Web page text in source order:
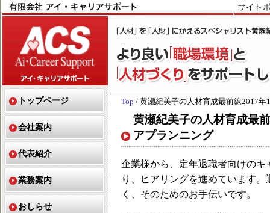
Top / 黄瀬紀美子の人材育成最前線2017
黄瀬紀美子の人材育成最
アプランニング
企業様から、定年退職者向けの
り、ヒアリングを進めています
く、そのためのお手伝いです。
トップページ
会社案内
代表紹介
業務案内
おしらせ